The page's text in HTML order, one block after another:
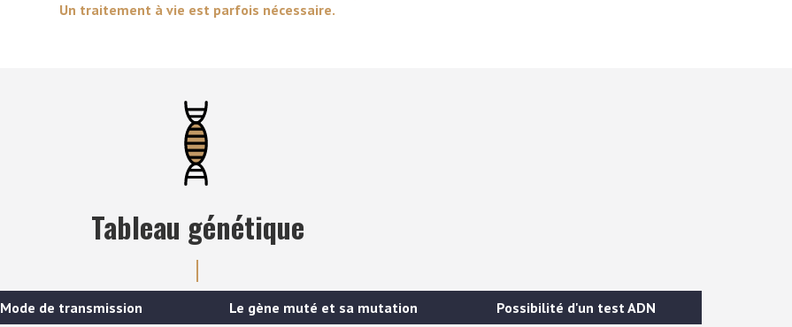
Un traitement à vie est parfois nécessaire.
Tableau génétique
Mode de transmission Le gène muté et sa mutation Possibilité d'un test ADN